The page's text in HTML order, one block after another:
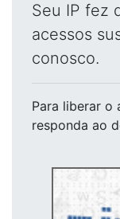
Seu IP fez
acessos
conosco.
Para liberar o
responda ao